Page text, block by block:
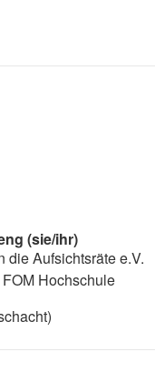
(sie/ihr)
die Aufsichtsräte e.V.
Hochschule